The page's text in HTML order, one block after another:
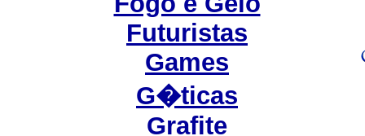
Futuristas
Games
G�ticas
Grafite